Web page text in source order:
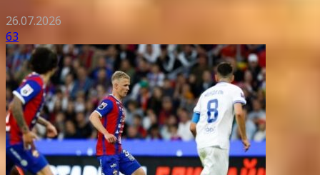
26.07.2026
63